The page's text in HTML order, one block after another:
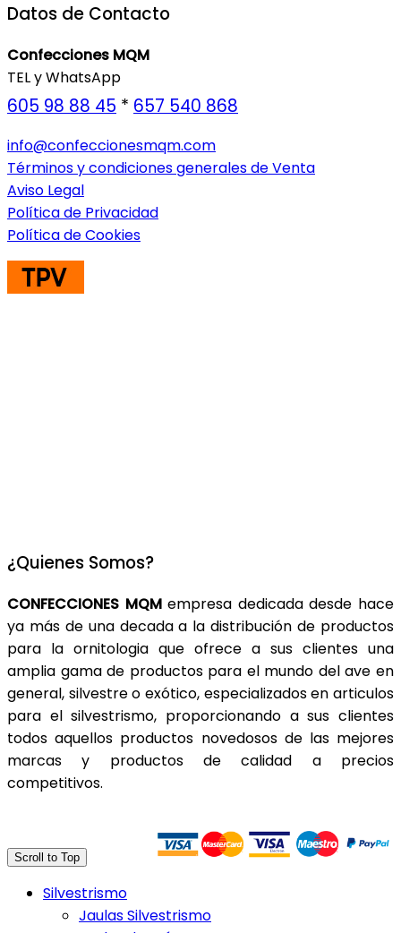
Datos de Contacto
Confecciones MQM
TEL y WhatsApp
605 98 88 45 * 657 540 868
info@confeccionesmqm.com
Términos y condiciones generales de Venta
Aviso Legal
Política de Privacidad
Política de Cookies
¿Quienes Somos?
CONFECCIONES MQMempresa dedicada desde hace
ya más de una decada a la distribución de productos
para la ornitologia que ofrece a sus clientes una
amplia gama de productos para el mundo del ave en
general, silvestre o exótico, especializados en articulos
para el silvestrismo, proporcionando a sus clientes
todos aquellos productos novedosos de las mejores
marcas y productos de calidad a precios
competitivos.
Scroll to Top
Silvestrismo
Jaulas Silvestrismo